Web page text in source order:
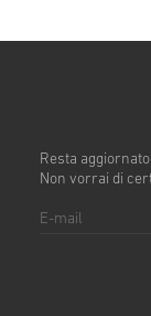
Resta
Non vorrai di